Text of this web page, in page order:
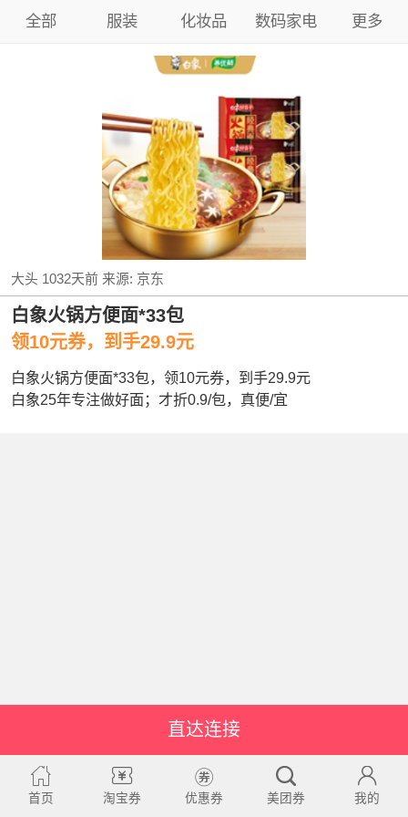
全部 服装 化妆品 数码家电 更多
大头 1032天前来源: 京东
白象火锅方便面*33包
领10元券，到手29.9元
白象火锅方便面*33包，领10元券，到手29.9元
白象25年专注做好面；才折0.9/包，真便/宜
直达连接
首页 淘宝券 优惠券 美团券 我的